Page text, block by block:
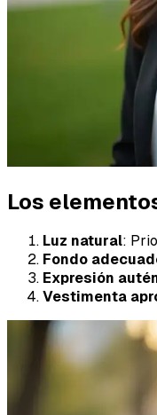
Los
Luz natural:
Fondo
Expresión
Vestimenta